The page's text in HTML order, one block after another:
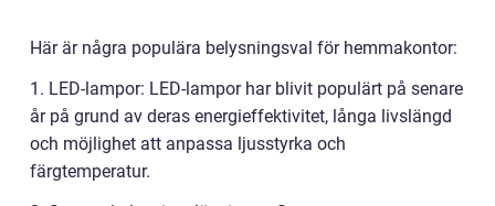
Här är några populära belysningsval för hemmakontor:
1. LED-lampor: LED-lampor har blivit populärt på senare
år på grund av deras energieffektivitet, långa livslängd
och möjlighet att anpassa ljusstyrka och
färgtemperatur.